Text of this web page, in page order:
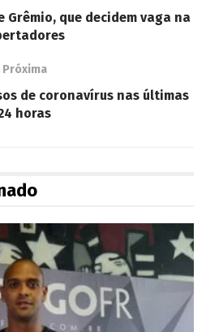
Grêmio, que decidem vaga na
Próxima
de coronavírus nas últimas
horas